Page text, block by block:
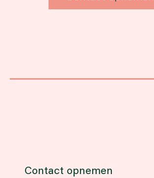
Contact opnemen